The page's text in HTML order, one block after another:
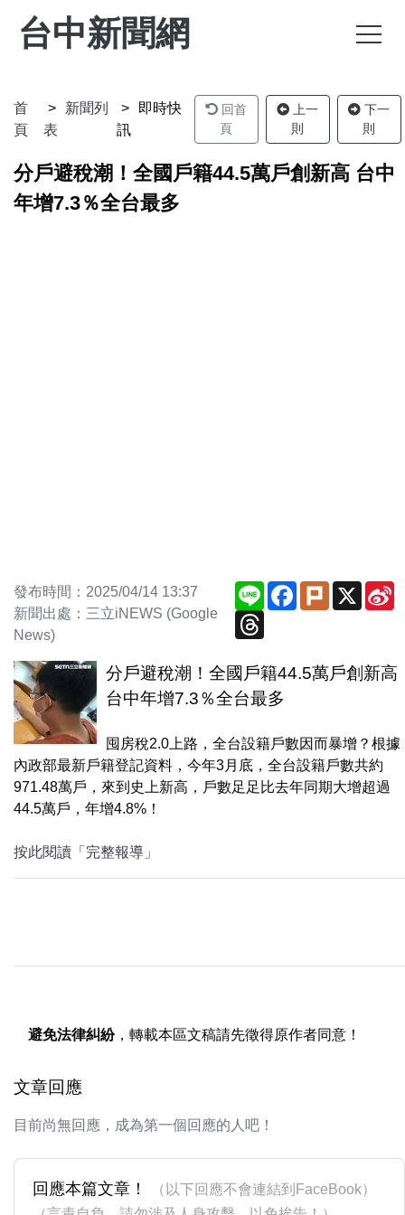
台中新聞網
首
頁
新聞列
表
即時快
訊
回首
頁
上一
則
下一
則
分戶避稅潮！全國戶籍44.5萬戶創新高 台中
年增7.3％全台最多
發布時間：2025/04/14 13:37
新聞出處：三立iNEWS (Google
News)
Line Facebook
PlurkX
Threads
分戶避稅潮！全國戶籍44.5萬戶創新高
台中年增7.3％全台最多
囤房稅2.0上路，全台設籍戶數因而暴增？根據
內政部最新戶籍登記資料，今年3月底，全台設籍戶數共約
971.48萬戶，來到史上新高，戶數足足比去年同期大增超過
44.5萬戶，年增4.8%！
按此閱讀「完整報導」
避免法律糾紛，轉載本區文稿請先徵得原作者同意！
文章回應
目前尚無回應，成為第一個回應的人吧！
回應本篇文章！
（以下回應不會連結到FaceBook）